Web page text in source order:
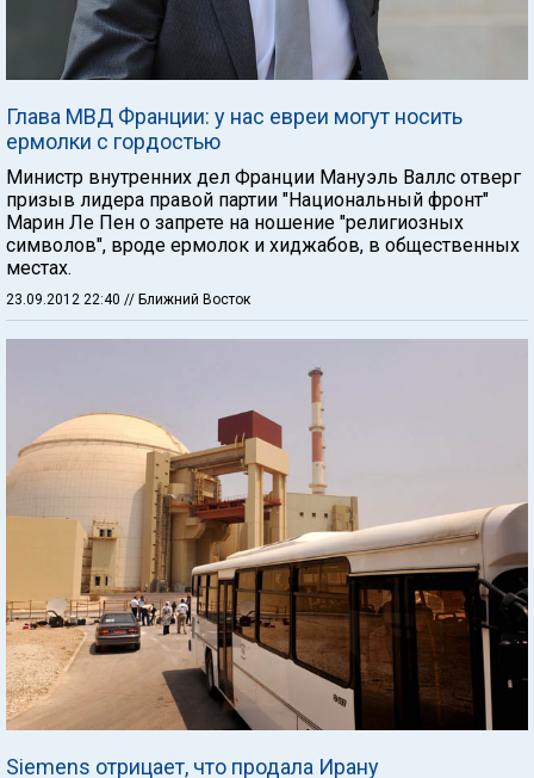
Глава МВД Франции: у нас евреи могут носить
ермолки с гордостью
Министр внутренних дел Франции Мануэль Валлс отверг
призыв лидера правой партии "Национальный фронт"
Марин Ле Пен о запрете на ношение "религиозных
символов", вроде ермолок и хиджабов, в общественных
местах.
23.09.2012 22:40 // Ближний Восток
Siemens отрицает, что продала Ирану